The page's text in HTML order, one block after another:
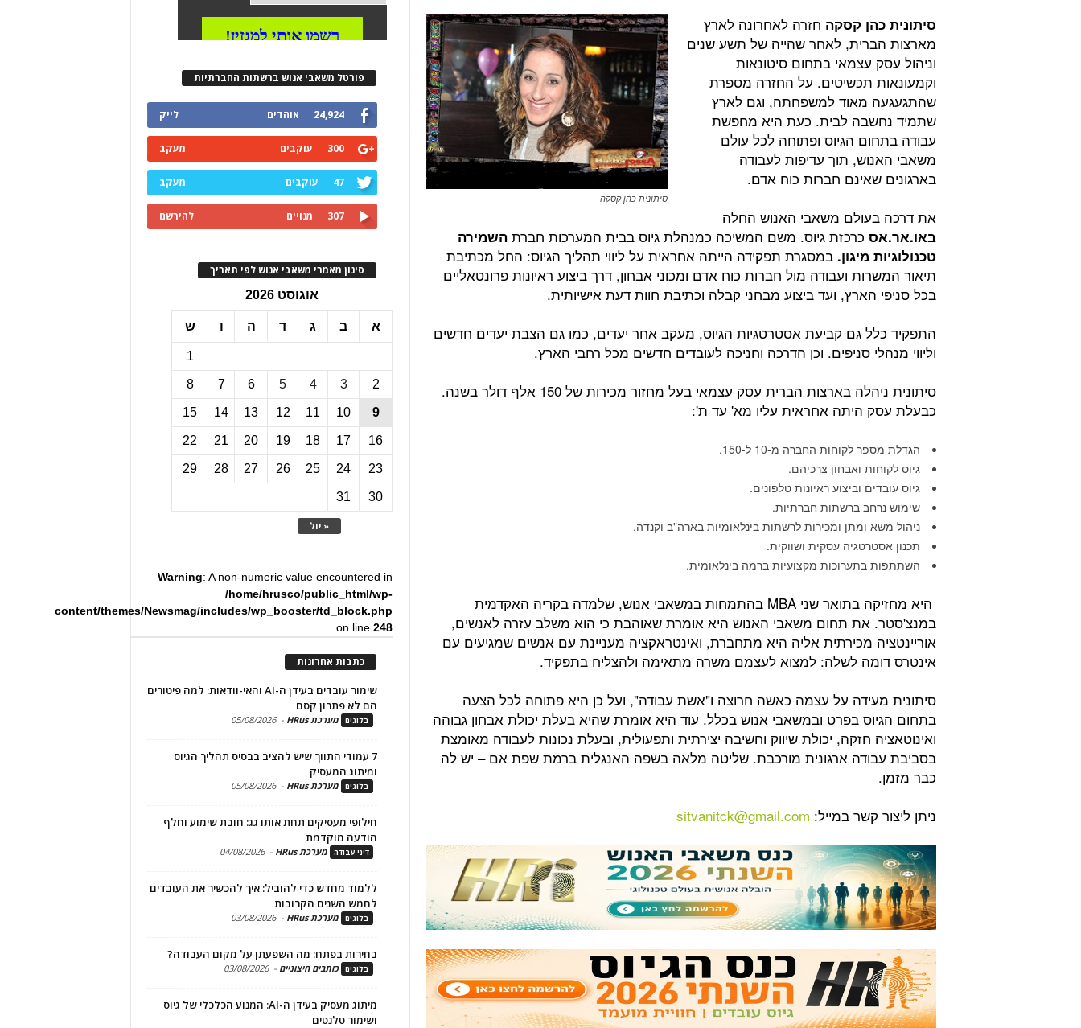
סיתונית כהן קסקה
סיתונית כהן קסקה חזרה לאחרונה לארץ
מארצות הברית, לאחר שהייה של תשע שנים
וניהול עסק עצמאי בתחום סיטונאות
וקמעונאות תכשיטים. על החזרה מספרת
שהתגעגעה מאוד למשפחתה, וגם לארץ
שתמיד נחשבה לבית. כעת היא מחפשת
עבודה בתחום הגיוס ופתוחה לכל עולם
משאבי האנוש, תוך עדיפות לעבודה
בארגונים שאינם חברות כוח אדם.
את דרכה בעולם משאבי האנוש החלה
באו.אר.אס כרכזת גיוס. משם המשיכה כמנהלת גיוס בבית המערכות חברתהשמירה
טכנולוגיות מיגון.במסגרת תפקידה הייתה אחראית על ליווי תהליך הגיוס: החל מכתיבת
תיאור המשרות ועבודה מול חברות כוח אדם ומכוני אבחון, דרך ביצוע ראיונות פרונטאליים
בכל סניפי הארץ, ועד ביצוע מבחני קבלה וכתיבת חוות דעת אישיותית.
התפקיד כלל גם קביעת אסטרטגיות הגיוס, מעקב אחר יעדים, כמו גם הצבת יעדים חדשים
וליווי מנהלי סניפים. וכן הדרכה וחניכה לעובדים חדשים מכל רחבי הארץ.
סיתונית ניהלה בארצות הברית עסק עצמאי בעל מחזור מכירות של 150 אלף דולר בשנה.
כבעלת עסק היתה אחראית עליו מא' עד ת':
הגדלת מספר לקוחות החברה מ-10 ל-150.
גיוס לקוחות ואבחון צרכיהם.
גיוס עובדים וביצוע ראיונות טלפונים.
שימוש נרחב ברשתות חברתיות.
ניהול משא ומתן ומכירות לרשתות בינלאומיות בארה"ב וקנדה.
תכנון אסטרטגיה עסקית ושווקית.
השתתפות בתערוכות מקצועיות ברמה בינלאומית.
היא מחזיקה בתואר שני MBA בהתמחות במשאבי אנוש, שלמדה בקריה האקדמית
במנצ'סטר. את תחום משאבי האנוש היא אומרת שאוהבת כי הוא משלב עזרה לאנשים,
אוריינטציה מכירתית אליה היא מתחברת, ואינטראקציה מעניינת עם אנשים שמגיעים עם
אינטרס דומה לשלה: למצוא לעצמם משרה מתאימה ולהצליח בתפקיד.
סיתונית מעידה על עצמה כאשה חרוצה ו"אשת עבודה", ועל כן היא פתוחה לכל הצעה
בתחום הגיוס בפרט ובמשאבי אנוש בכלל. עוד היא אומרת שהיא בעלת יכולת אבחון גבוהה
ואינוטאציה חזקה, יכולת שיווק וחשיבה יצירתית ותפעולית, ובעלת נכונות לעבודה מאומצת
בסביבת עבודה ארגונית מורכבת. שליטה מלאה בשפה האנגלית ברמת שפת אם – יש לה
כבר מזמן.
ניתן ליצור קשר במייל: sitvanitck@gmail.com
פורטל משאבי אנוש ברשתות החברתיות
24,924 אוהדים לייק
300 עוקבים מעקב
47 עוקבים מעקב
307 מנויים להירשם
סינון מאמרי משאבי אנוש לפי תאריך
אוגוסט 2026
א ב ג ד ה ו ש
« יול
1
2
3
4
5
6
7
8
9
10
11
12
13
14
15
16
17
18
19
20
21
22
23
24
25
26
27
28
29
30
31
Warning: A non-numeric value encountered in
/home/hrusco/public_html/wp-
content/themes/Newsmag/includes/wp_booster/td_block.php
on line248
כתבות אחרונות
שימור עובדים בעידן ה-AI והאי-וודאות: למה פיטורים
הם לא פתרון קסם
בלוגים מערכת HRus -
05/08/2026
7 עמודי התווך שיש להציב בבסיס תהליך הגיוס
ומיתוג המעסיק
בלוגים מערכת HRus -
05/08/2026
חילופי מעסיקים תחת אותו גג: חובת שימוע וחלף
הודעה מוקדמת
דיני עבודה מערכת HRus -
04/08/2026
ללמוד מחדש כדי להוביל: איך להכשיר את העובדים
לחמש השנים הקרובות
בלוגים מערכת HRus -
03/08/2026
בחירות בפתח: מה השפעתן על מקום העבודה?
בלוגים כותבים חיצוניים -
03/08/2026
מיתוג מעסיק בעידן ה-AI: המנוע הכלכלי של גיוס
ושימור טלנטים